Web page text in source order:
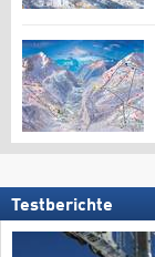
Testberichte